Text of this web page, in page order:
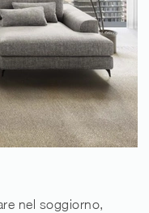
nel soggiorno,